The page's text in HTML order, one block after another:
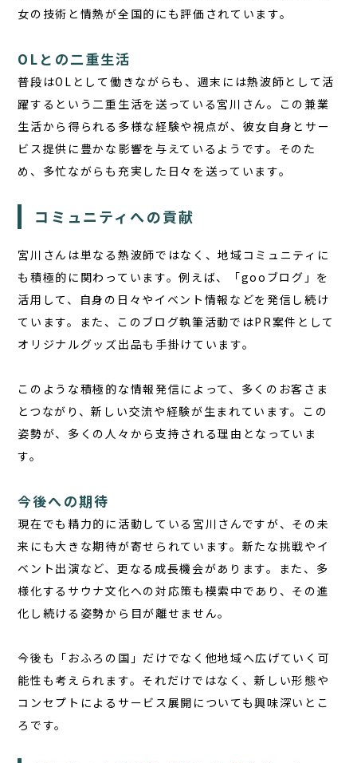
女の技術と情熱が全国的にも評価されています。
OLとの二重生活
普段はOLとして働きながらも、週末には熱波師として活
躍するという二重生活を送っている宮川さん。この兼業
生活から得られる多様な経験や視点が、彼女自身とサー
ビス提供に豊かな影響を与えているようです。そのた
め、多忙ながらも充実した日々を送っています。
コミュニティへの貢献
宮川さんは単なる熱波師ではなく、地域コミュニティに
も積極的に関わっています。例えば、「gooブログ」を
活用して、自身の日々やイベント情報などを発信し続け
ています。また、このブログ執筆活動ではPR案件として
オリジナルグッズ出品も手掛けています。
このような積極的な情報発信によって、多くのお客さま
とつながり、新しい交流や経験が生まれています。この
姿勢が、多くの人々から支持される理由となっていま
す。
今後への期待
現在でも精力的に活動している宮川さんですが、その未
来にも大きな期待が寄せられています。新たな挑戦やイ
ベント出演など、更なる成長機会があります。また、多
様化するサウナ文化への対応策も模索中であり、その進
化し続ける姿勢から目が離せません。
今後も「おふろの国」だけでなく他地域へ広げていく可
能性も考えられます。それだけではなく、新しい形態や
コンセプトによるサービス展開についても興味深いとこ
ろです。